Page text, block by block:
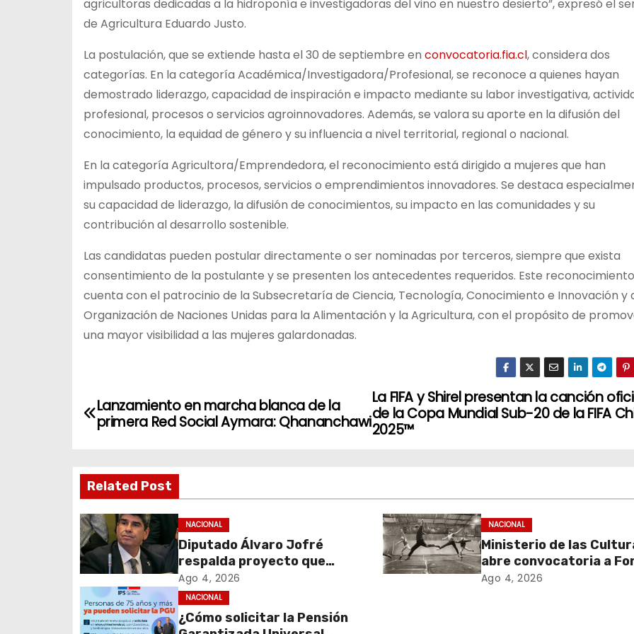
agricultoras dedicadas a la hidroponía e investigadoras del vino en nuestro desierto”, expresó el
de Agricultura Eduardo Justo.
La postulación, que se extiende hasta el 30 de septiembre en convocatoria.fia.cl, considera dos
categorías. En la categoría Académica/Investigadora/Profesional, se reconoce a quienes hayan
demostrado liderazgo, capacidad de inspiración e impacto mediante su labor investigativa,
profesional, procesos o servicios agroinnovadores. Además, se valora su aporte en la difusión del
conocimiento, la equidad de género y su influencia a nivel territorial, regional o nacional.
En la categoría Agricultora/Emprendedora, el reconocimiento está dirigido a mujeres que han
impulsado productos, procesos, servicios o emprendimientos innovadores. Se destaca
su capacidad de liderazgo, la difusión de conocimientos, su impacto en las comunidades y su
contribución al desarrollo sostenible.
Las candidatas pueden postular directamente o ser nominadas por terceros, siempre que exista
consentimiento de la postulante y se presenten los antecedentes requeridos. Este reconocimiento
cuenta con el patrocinio de la Subsecretaría de Ciencia, Tecnología, Conocimiento e Innovación y
Organización de Naciones Unidas para la Alimentación y la Agricultura, con el propósito de
una mayor visibilidad a las mujeres galardonadas.
N
e
g
a
c
i
La FIFA y Shirel presentan la canción
de la Copa Mundial Sub-20 de la FIFA
2025™
Lanzamiento en marcha blanca de la
primera Red Social Aymara: Qhananchawi
Related Post
NACIONAL
Diputado Álvaro Jofré
respalda proyecto que
fortalece el control de
identidad durante estados
de excepción
Ago 4, 2026
NACIONAL
Ministerio de las
abre convocatoria a
Cultura 2027 con foco
Ago 4, 2026
NACIONAL
¿Cómo solicitar la Pensión